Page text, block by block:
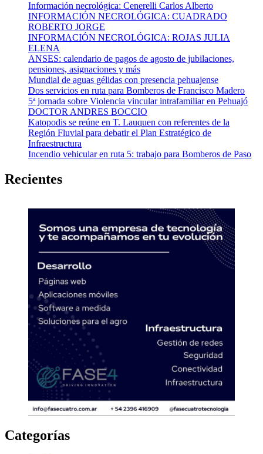
Información necrológica: Cenerelli Carlos Alberto
INFORMACIÓN NECROLÓGICA: CUADRADO
ROBERTO JORGE
INFORMACIÓN NECROLÓGICA: ROJAS JULIA
ELENA
ANSES: calendario de pagos de agosto de jubilaciones,
pensiones, asignaciones y más
Mundial de aguas gélidas con presencia pehuajense
Dos servicios en ruta para Bomberos de Francisco Madero
5ª jornada sobre Violencia vincular intrafamiliar en Pehuajó
DOCTOR ANDRES BOCCIO
Katopodis se reúne en T. Lauquen con referentes de la
Región Fluvial para debatir el Plan Estratégico de
Infraestructura
Incendio vehicular en ruta 5: trabajo para Bomberos de Paso
Recientes
Categorías